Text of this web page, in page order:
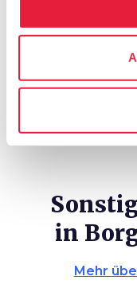
local_library Karten
in
Mehr